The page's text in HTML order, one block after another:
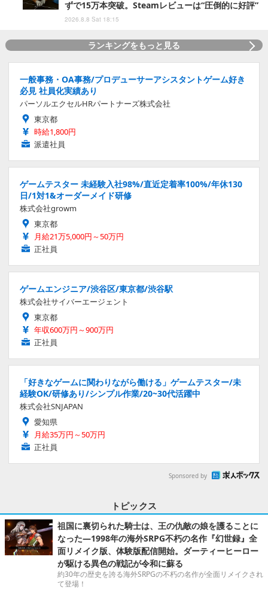
ずで15万本突破。Steamレビューは“圧倒的に好評”
2026.8.8 Sat 18:15
ランキングをもっと見る
一般事務・OA事務/プロデューサーアシスタントゲーム好き
必見 社員化実績あり
パーソルエクセルHRパートナーズ株式会社
東京都
時給1,800円
派遣社員
ゲームテスター 未経験入社98%/直近定着率100%/年休130
日/1対1&オーダーメイド研修
株式会社growm
東京都
月給21万5,000円～50万円
正社員
ゲームエンジニア/渋谷区/東京都/渋谷駅
株式会社サイバーエージェント
東京都
年収600万円～900万円
正社員
「好きなゲームに関わりながら働ける」ゲームテスター/未
経験OK/研修あり/シンプル作業/20~30代活躍中
株式会社SNJAPAN
愛知県
月給35万円～50万円
正社員
Sponsored by
トピックス
祖国に裏切られた騎士は、王の仇敵の娘を護ることに
なった―1998年の海外SRPG不朽の名作『幻世録』全
面リメイク版、体験版配信開始。ダーティーヒーロー
が駆ける異色の戦記が令和に蘇る
約30年の歴史を誇る海外SRPGの不朽の名作が全面リメイクされ
て登場！